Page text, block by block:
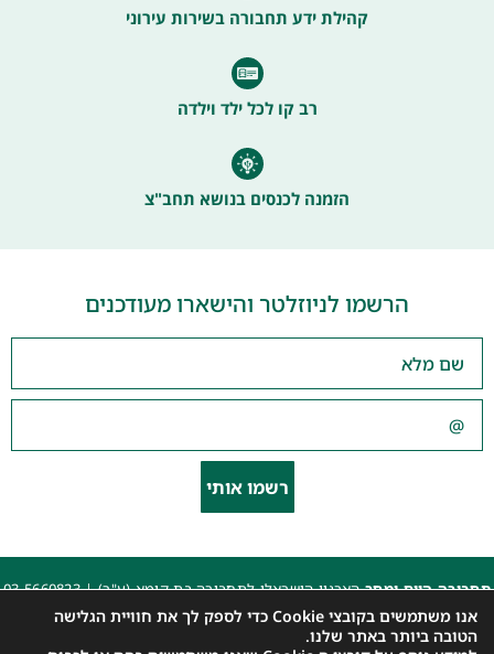
קהילת ידע תחבורה בשירות עירוני
רב קו לכל ילד וילדה
הזמנה לכנסים בנושא תחב"צ
הרשמו לניוזלטר והישארו מעודכנים
רשמו אותי
תחבורה היום ומחרהארגון הישראלי לתחבורה בת קימא (ע"ר) |03-5660823
|
beyarok@gmail.com
כל הזכויות שמורות 2025 | הצהרת נגישות האתר
אנו משתמשים בקובצי Cookie כדי לספק לך את חוויית הגלישה
הטובה ביותר באתר שלנו.